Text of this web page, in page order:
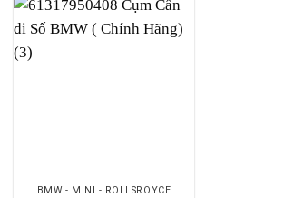
BMW - MINI - ROLLSROYCE